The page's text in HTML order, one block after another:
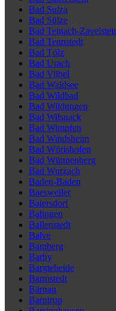
Bad Sulza
Bad Sülze
Bad Teinach-
Bad Tennstedt
Bad Tölz
Bad Urach
Bad Vilbel
Bad Waldsee
Bad Wildbad
Bad Wildungen
Bad Wilsnack
Bad Wimpfen
Bad Windsheim
Bad Wörishofen
Bad Wünnenberg
Bad Wurzach
Baden-Baden
Baesweiler
Baiersdorf
Balingen
Ballenstedt
Balve
Bamberg
Barby
Bargteheide
Barmstedt
Bärnau
Barntrup